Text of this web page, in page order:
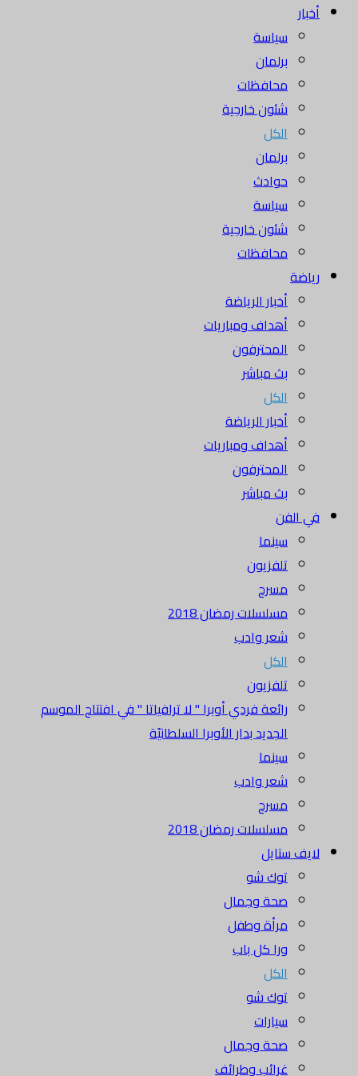
أخبار
سياسة
برلمان
محافظات
شئون خارجية
الكل
برلمان
حوادث
سياسة
شئون خارجية
محافظات
رياضة
أخبار الرياضة
أهداف ومباريات
المحترفون
بث مباشر
الكل
أخبار الرياضة
أهداف ومباريات
المحترفون
بث مباشر
في الفن
سينما
تلفزيون
مسرح
مسلسلات رمضان 2018
شعر وادب
الكل
تلفزيون
رائعة فردي أوبرا " لا ترافياتا " في افتتاح الموسم
الجديد بدار الأوبرا السلطانيّة
سينما
شعر وادب
مسرح
مسلسلات رمضان 2018
لايف ستايل
توك شو
صحة وجمال
مرأة وطفل
ورا كل باب
الكل
توك شو
سيارات
صحة وجمال
غرائب وطرائف